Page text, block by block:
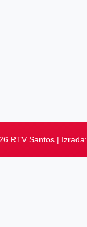
RTV Santos | Izrada: